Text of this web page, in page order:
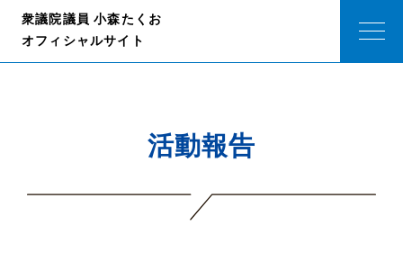
衆議院議員 小森たくお
オフィシャルサイト
活動報告